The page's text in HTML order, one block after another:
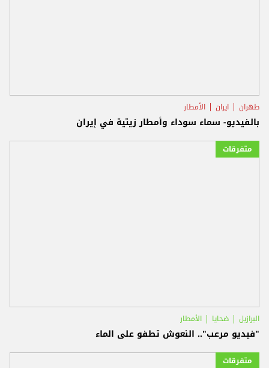
طهران ايران الأمطار
بالفيديو- سماء سوداء وأمطار زيتية في إيران
متفرقات
البرازيل ضحايا الأمطار
"فيديو مرعب".. النعوش تطفو على الماء
متفرقات